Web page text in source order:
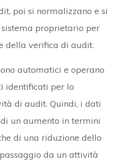
poi si normalizzano e si
proprietario per
della verifica di audit.
automatici e operano
identificati per lo
di audit. Quindi, i dati
un aumento in termini
di una riduzione dello
da un attività